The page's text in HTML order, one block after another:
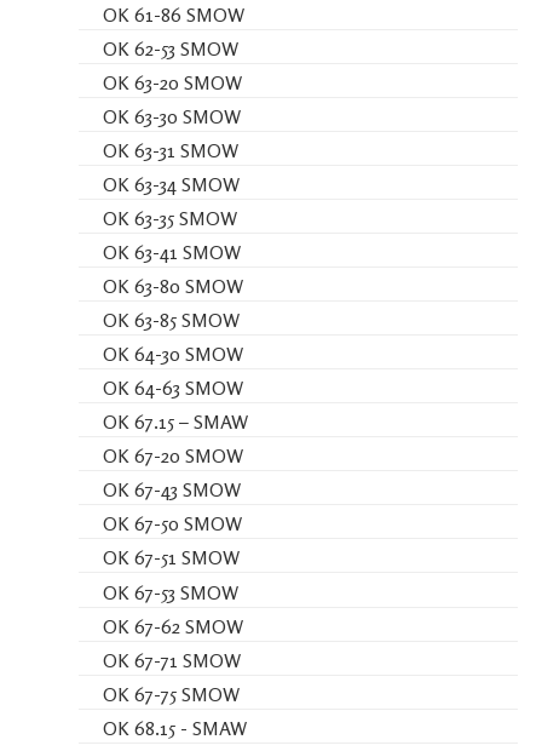
OK 61-86 SMOW
OK 62-53 SMOW
OK 63-20 SMOW
OK 63-30 SMOW
OK 63-31 SMOW
OK 63-34 SMOW
OK 63-35 SMOW
OK 63-41 SMOW
OK 63-80 SMOW
OK 63-85 SMOW
OK 64-30 SMOW
OK 64-63 SMOW
OK 67.15 – SMAW
OK 67-20 SMOW
OK 67-43 SMOW
OK 67-50 SMOW
OK 67-51 SMOW
OK 67-53 SMOW
OK 67-62 SMOW
OK 67-71 SMOW
OK 67-75 SMOW
OK 68.15 - SMAW